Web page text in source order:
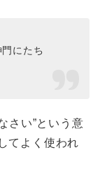
にたち
さい”という意
てよく使われ